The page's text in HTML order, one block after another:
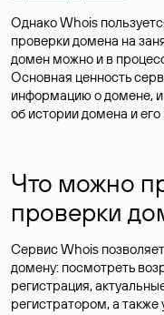
Однако Whois
проверки домена на
домен можно и в
Основная ценность
информацию о домене, и
об истории домена и
Что можно
проверки
Сервис Whois
домену: посмотреть
регистрация,
регистратором, а также